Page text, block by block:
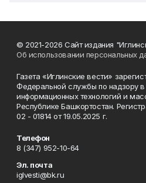
© 2021-2026 Сайт издания
Об использовании персональных
Газета «Иглинские вести»
Федеральной службы по надзору
информационных технологий и
Республике Башкортостан.
02 - 01814 от 19.05.2025 г.
Телефон
8 (347) 952-10-64
Эл. почта
iglvesti@bk.ru